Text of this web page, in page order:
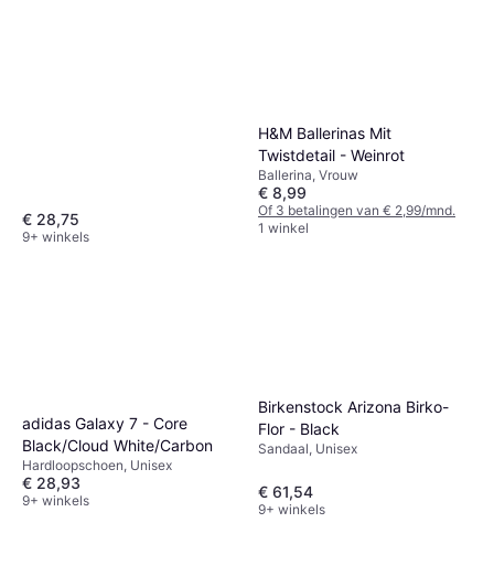
€ 28,75
9+ winkels
H&M Ballerinas Mit
Twistdetail - Weinrot
Ballerina, Vrouw
€ 8,99
Of 3 betalingen van € 2,99/mnd.
1 winkel
adidas Galaxy 7 - Core
Black/Cloud White/Carbon
Hardloopschoen, Unisex
€ 28,93
9+ winkels
Birkenstock Arizona Birko-
Flor - Black
Sandaal, Unisex
€ 61,54
9+ winkels